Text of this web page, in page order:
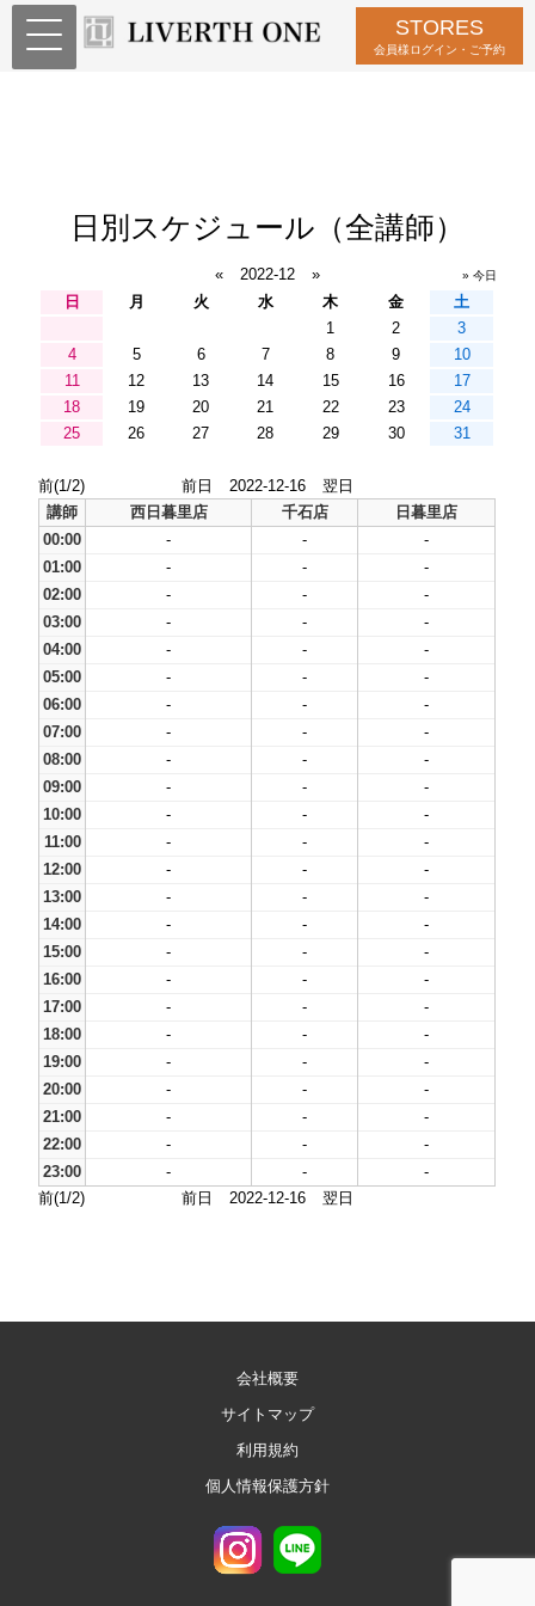
STORES
会員様ログイン・ご予約
日別スケジュール（全講師）
« 2022-12 » » 今日
日 月 火 水 木 金
土
1
2
3
4
5 6 7 8 9
10
11
12 13 14 15 16
17
18
19 20 21 22 23
24
25
26 27 28 29 30 31
前(1/2) 前日 2022-12-16
翌日
講師
西日暮里店 千石店
日暮里店
00:00
- -
-
01:00
- -
-
02:00
- -
-
03:00
- -
-
04:00
- -
-
05:00
- -
-
06:00
- -
-
07:00
- -
-
08:00
- -
-
09:00
- -
-
10:00
- -
-
11:00
- -
-
12:00
- -
-
13:00
- -
-
14:00
- -
-
15:00
- -
-
16:00
- -
-
17:00
- -
-
18:00
- -
-
19:00
- -
-
20:00
- -
-
21:00
- -
-
22:00
- -
-
23:00
- -
-
前(1/2)
前日 2022-12-16 翌日
会社概要
サイトマップ
利用規約
個人情報保護方針